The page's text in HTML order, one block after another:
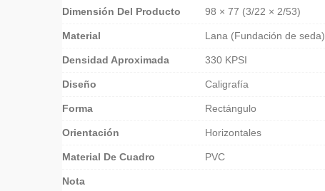
Dimensión Del Producto 98 × 77 (3/22 × 2/53)
Material Lana (Fundación de seda)
Densidad Aproximada 330 KPSI
Diseño Caligrafía
Forma Rectángulo
Orientación Horizontales
Material De Cuadro PVC
Nota